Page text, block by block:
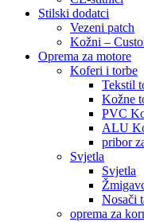
Stilski dodatci
Vezeni patch
Kožni –
Oprema za motore
Koferi i torbe
Tekstil
Kožne
PVC
ALU
pribor
Svjetla
Svjetla
Nosači
oprema za